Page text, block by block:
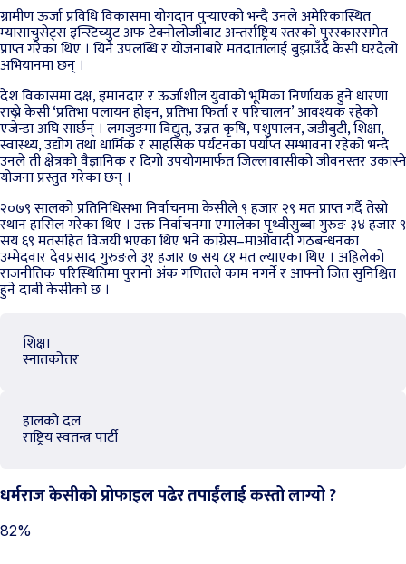
ग्रामीण ऊर्जा प्रविधि विकासमा योगदान पुर्‍याएको भन्दै उनले अमेरिकास्थित
म्यासाचुसेट्स इन्स्टिच्युट अफ टेक्नोलोजीबाट अन्तर्राष्ट्रिय स्तरको पुरस्कारसमेत
प्राप्त गरेका थिए । यिनै उपलब्धि र योजनाबारे मतदातालाई बुझाउँदै केसी घरदैलो
अभियानमा छन् ।
देश विकासमा दक्ष, इमानदार र ऊर्जाशील युवाको भूमिका निर्णायक हुने धारणा
राख्ने केसी ‘प्रतिभा पलायन होइन, प्रतिभा फिर्ता र परिचालन’ आवश्यक रहेको
एजेन्डा अघि सार्छन् । लमजुङमा विद्युत्, उन्नत कृषि, पशुपालन, जडीबुटी, शिक्षा,
स्वास्थ्य, उद्योग तथा धार्मिक र साहसिक पर्यटनका पर्याप्त सम्भावना रहेको भन्दै
उनले ती क्षेत्रको वैज्ञानिक र दिगो उपयोगमार्फत जिल्लावासीको जीवनस्तर उकास्ने
योजना प्रस्तुत गरेका छन् ।
२०७९ सालको प्रतिनिधिसभा निर्वाचनमा केसीले ९ हजार २९ मत प्राप्त गर्दै तेस्रो
स्थान हासिल गरेका थिए । उक्त निर्वाचनमा एमालेका पृथ्वीसुब्बा गुरुङ ३४ हजार ९
सय ६९ मतसहित विजयी भएका थिए भने कांग्रेस–माओवादी गठबन्धनका
उम्मेदवार देवप्रसाद गुरुङले ३१ हजार ७ सय ८१ मत ल्याएका थिए । अहिलेको
राजनीतिक परिस्थितिमा पुरानो अंक गणितले काम नगर्ने र आफ्नो जित सुनिश्चित
हुने दाबी केसीको छ ।
शिक्षा
स्नातकोत्तर
हालको दल
राष्ट्रिय स्वतन्त्र पार्टी
धर्मराज केसीको प्रोफाइल पढेर तपाईंलाई कस्तो लाग्यो ?
82%